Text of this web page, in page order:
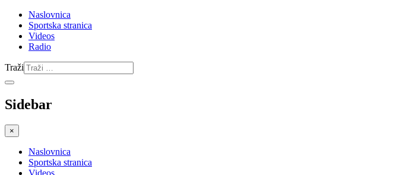
Naslovnica
Sportska stranica
Videos
Radio
Traži
Sidebar
×
Naslovnica
Sportska stranica
Videos